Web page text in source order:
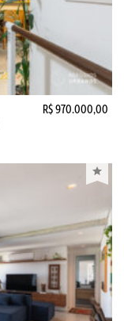
R$ 970.000,00